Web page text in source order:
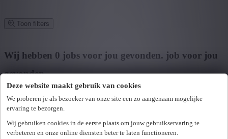
Deze website maakt gebruik van cookies
We proberen je als bezoeker van onze site een zo aangenaam mogelijke
ervaring te bezorgen.
Wij gebruiken cookies in de eerste plaats om jouw gebruikservaring te
verbeteren en onze online diensten beter te laten functioneren.
Toon filters
Zoek op functie, jobtitel, bedrijf,...
Postcode of gemeente
Zoek vacatures
Wij hebben 0 jobs voor jou gevonden. job voor jou
gevonden